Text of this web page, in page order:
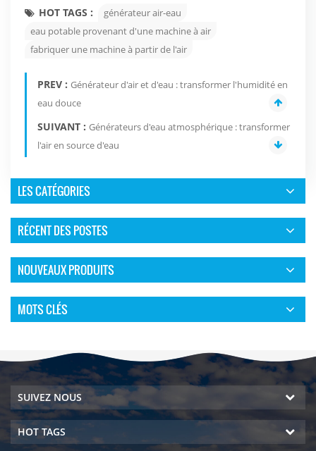
HOT TAGS :
générateur air-eau
eau potable provenant d'une machine à air
fabriquer une machine à partir de l'air
PREV : Générateur d'air et d'eau : transformer l'humidité en
eau douce
SUIVANT : Générateurs d'eau atmosphérique : transformer
l'air en source d'eau
LES CATÉGORIES
RÉCENT DES POSTES
NOUVEAUX PRODUITS
MOTS CLÉS
SUIVEZ NOUS
HOT TAGS